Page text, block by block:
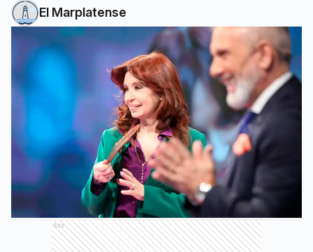
El Marplatense
Ads